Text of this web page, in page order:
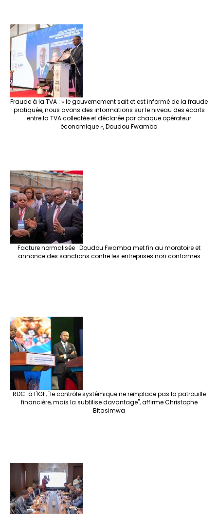
Fraude à la TVA : « le gouvernement sait et est informé de la fraude
pratiquée, nous avons des informations sur le niveau des écarts
entre la TVA collectée et déclarée par chaque opérateur
économique », Doudou Fwamba
Facture normalisée : Doudou Fwamba met fin au moratoire et
annonce des sanctions contre les entreprises non conformes
RDC: à l'IGF, "le contrôle systémique ne remplace pas la patrouille
financière, mais la subtilise davantage", affirme Christophe
Bitasimwa